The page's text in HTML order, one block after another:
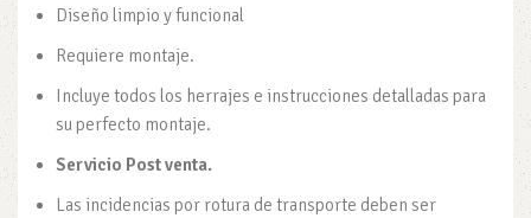
Diseño limpio y funcional
Requiere montaje.
Incluye todos los herrajes e instrucciones detalladas para
su perfecto montaje.
Servicio Post venta.
Las incidencias por rotura de transporte deben ser